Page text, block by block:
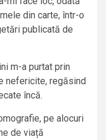
din carte, într-o
publicată de
m-a purtat prin
nefericite, regăsind
încă.
pe alocuri
de viață